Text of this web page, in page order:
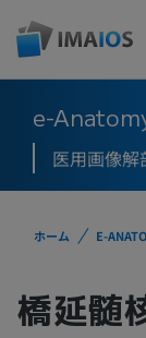
e-
医用画像解
ホーム E-
橋延髄